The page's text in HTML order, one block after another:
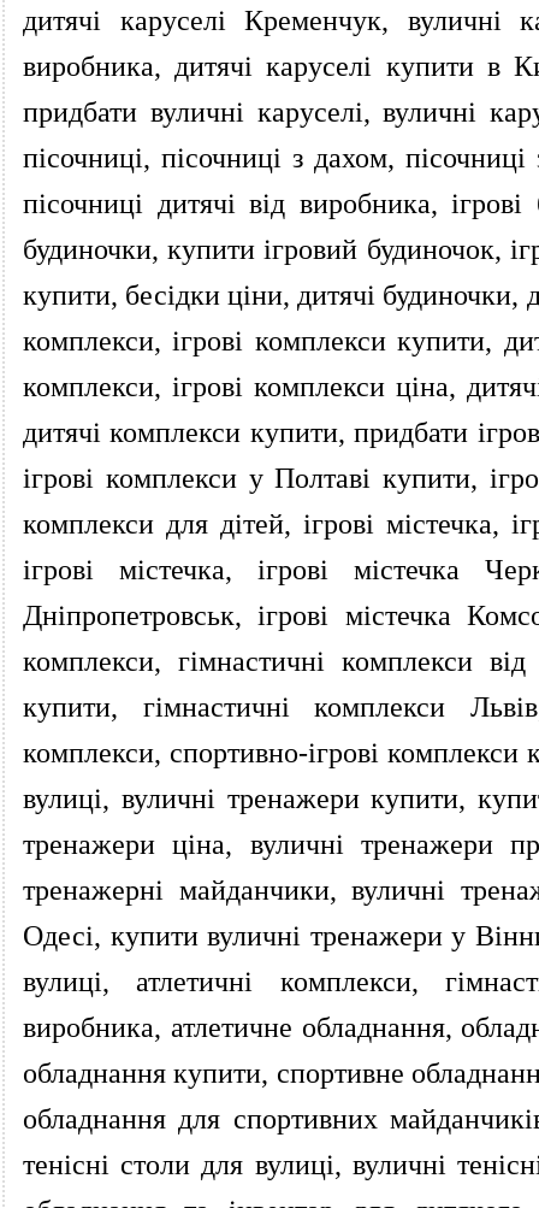
дитячі каруселі Кременчук, вуличні
виробника, дитячі каруселі купити в
придбати вуличні каруселі, вуличні
пісочниці, пісочниці з дахом,
пісочниці дитячі від виробника,
будиночки, купити ігровий будиночок,
купити, бесідки ціни, дитячі будиночки,
комплекси, ігрові комплекси купити,
комплекси, ігрові комплекси ціна,
дитячі комплекси купити, придбати
ігрові комплекси у Полтаві купити,
комплекси для дітей, ігрові містечка,
ігрові містечка, ігрові містечка
Дніпропетровськ, ігрові містечка
комплекси, гімнастичні комплекси
купити, гімнастичні комплекси
комплекси, спортивно-ігрові
вулиці, вуличні тренажери купити,
тренажери ціна, вуличні тренажери
тренажерні майданчики, вуличні
Одесі, купити вуличні тренажери у
вулиці, атлетичні комплекси,
виробника, атлетичне обладнання,
обладнання купити, спортивне
обладнання для спортивних
тенісні столи для вулиці, вуличні